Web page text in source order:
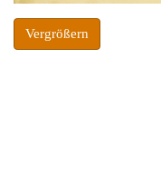
Vergrößern